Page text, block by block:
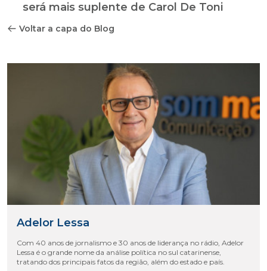
será mais suplente de Carol De Toni
Voltar a capa do Blog
Adelor Lessa
Com 40 anos de jornalismo e 30 anos de liderança no rádio, Adelor
Lessa é o grande nome da análise política no sul catarinense,
tratando dos principais fatos da região, além do estado e país.